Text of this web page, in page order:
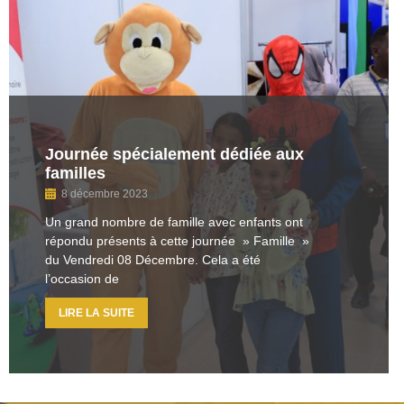
Journée spécialement dédiée aux
familles
8 décembre 2023
Un grand nombre de famille avec enfants ont
répondu présents à cette journée » Famille »
du Vendredi 08 Décembre. Cela a été
l’occasion de
LIRE LA SUITE